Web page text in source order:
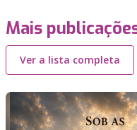
Mais
Ver a lista completa